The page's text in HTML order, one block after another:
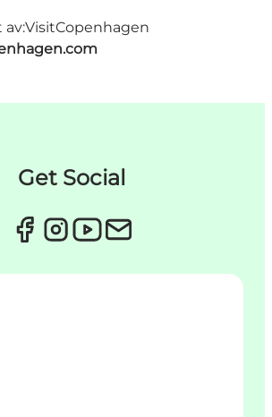
av:VisitCopenhagen
Get Social